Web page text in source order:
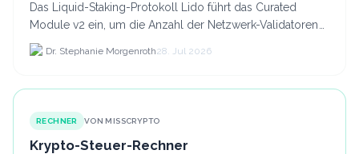
Das Liquid-Staking-Protokoll Lido führt das Curated
Module v2 ein, um die Anzahl der Netzwerk-Validatoren
von 880.000 auf etwa 628.
Dr. Stephanie Morgenroth28. Jul 2026
RECHNER VON MISSCRYPTO
Krypto-Steuer-Rechner